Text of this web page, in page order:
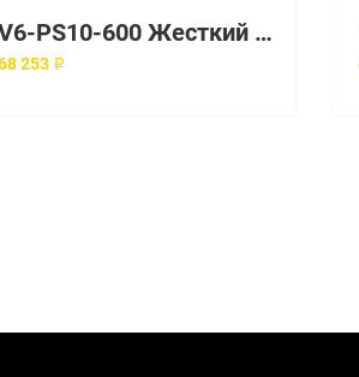
V6-PS10-600 Жесткий диск EMC 600 Гб 3.5" 10000 об/мин
253 ₽